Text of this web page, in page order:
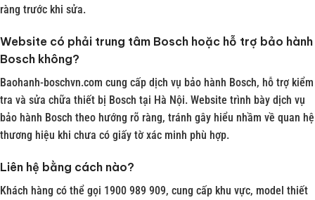
ràng trước khi sửa.
Website có phải trung tâm Bosch hoặc hỗ trợ bảo hành
Bosch không?
Baohanh-boschvn.com cung cấp dịch vụ bảo hành Bosch, hỗ trợ kiểm
tra và sửa chữa thiết bị Bosch tại Hà Nội. Website trình bày dịch vụ
bảo hành Bosch theo hướng rõ ràng, tránh gây hiểu nhầm về quan hệ
thương hiệu khi chưa có giấy tờ xác minh phù hợp.
Liên hệ bằng cách nào?
Khách hàng có thể gọi 1900 989 909, cung cấp khu vực, model thiết